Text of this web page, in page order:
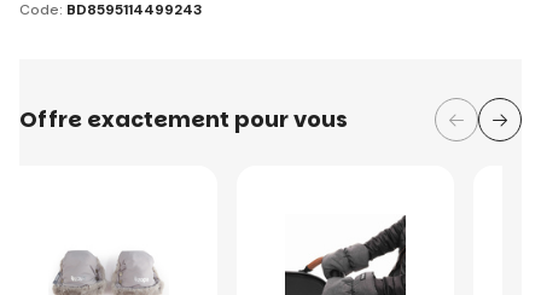
Code: BD8595114499243
Offre exactement pour vous